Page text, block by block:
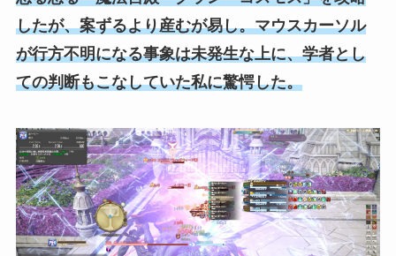
したが、案ずるより産むが易し。マウスカーソル
が行方不明になる事象は未発生な上に、学者とし
ての判断もこなしていた私に驚愕した。